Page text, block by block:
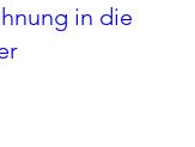
in die